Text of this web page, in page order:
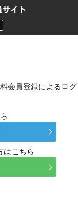
会員登録によるログ
はこちら